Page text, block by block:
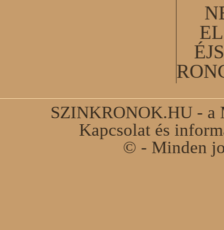
SZINKRONOK.HU - a
Kapcsolat és
© - Minden